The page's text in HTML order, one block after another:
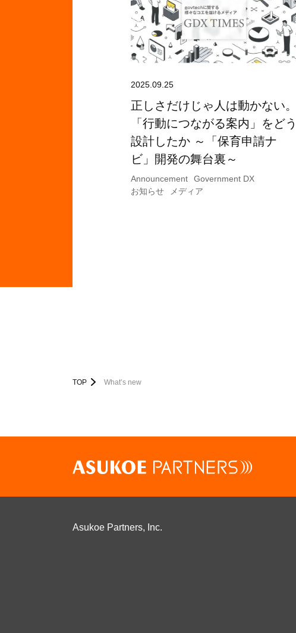
2025.09.25
正しさだけじゃ人は動かない。
「行動につながる案内」をどう
設計したか ～「保育申請ナ
ビ」開発の舞台裏～
Announcement
Government DX
お知らせ
メディア
TOP What’s new
Asukoe Partners, Inc.